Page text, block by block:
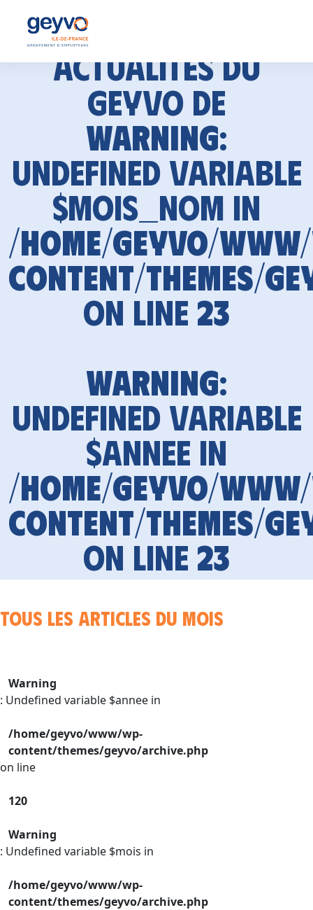
Actualités du
GEYVO de
Warning:
Undefined variable
$mois_nom in
/home/geyvo/
content/themes/
on line 23
Warning:
Undefined variable
$annee in
/home/geyvo/
content/themes/
on line 23
Tous les articles du mois
Warning
: Undefined variable $annee in
/home/geyvo/www/wp-
content/themes/geyvo/archive.php
on line
120
Warning
: Undefined variable $mois in
/home/geyvo/www/wp-
content/themes/geyvo/archive.php